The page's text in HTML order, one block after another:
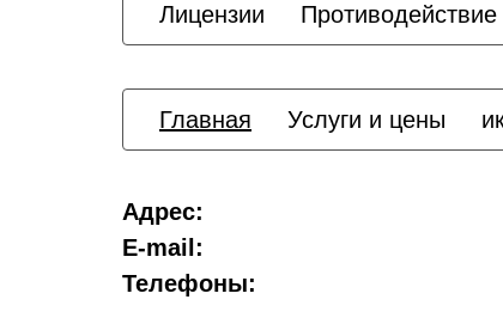
Лицензии Противодействие
Главная Услуги и цены
Адрес:
E-mail:
Телефоны: